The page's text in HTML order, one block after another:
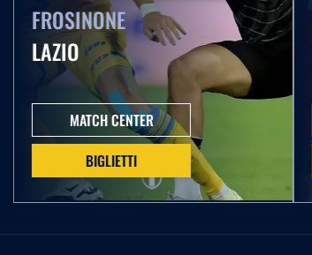
FROSINONE
LAZIO
MATCH CENTER
BIGLIETTI